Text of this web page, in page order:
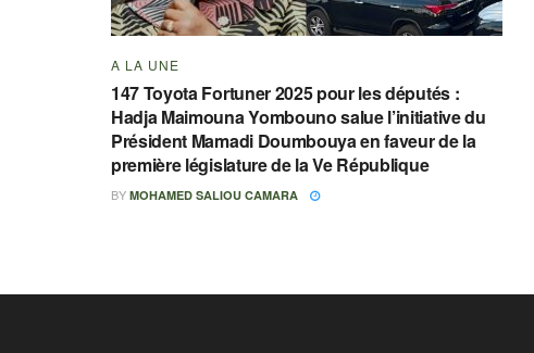
A LA UNE
147 Toyota Fortuner 2025 pour les députés :
Hadja Maimouna Yombouno salue l’initiative du
Président Mamadi Doumbouya en faveur de la
première législature de la Ve République
BY MOHAMED SALIOU CAMARA